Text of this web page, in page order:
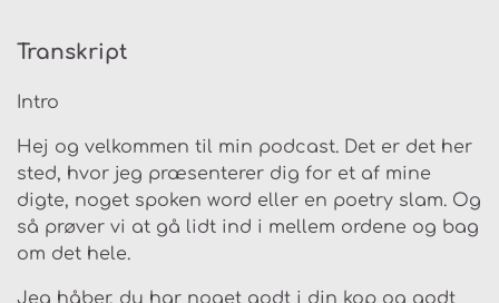
Transkript
Intro
Hej og velkommen til min podcast. Det er det her
sted, hvor jeg præsenterer dig for et af mine
digte, noget spoken word eller en poetry slam. Og
så prøver vi at gå lidt ind i mellem ordene og bag
om det hele.
Jeg håber, du har noget godt i din kop og godt